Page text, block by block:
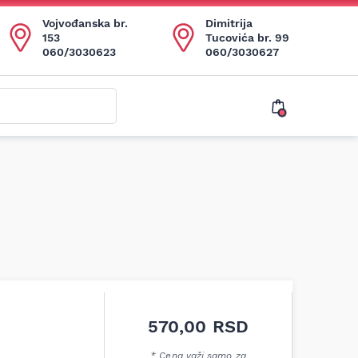
Vojvođanska br.
153
060/3030623
Dimitrija
Tucovića br. 99
060/3030627
570,00 RSD
* Cena važi samo za